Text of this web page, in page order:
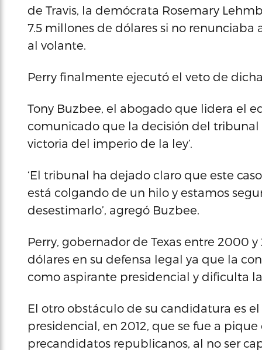
de Travis, la demócrata Rosemary
7.5 millones de dólares si no
al volante.
Perry finalmente ejecutó el veto de
Tony Buzbee, el abogado que lidera el
comunicado que la decisión del tribunal
victoria del imperio de la ley’.
‘El tribunal ha dejado claro que este
está colgando de un hilo y estamos
desestimarlo’, agregó Buzbee.
Perry, gobernador de Texas entre 2000
dólares en su defensa legal ya que la
como aspirante presidencial y dificulta
El otro obstáculo de su candidatura es
presidencial, en 2012, que se fue a
precandidatos republicanos, al no ser